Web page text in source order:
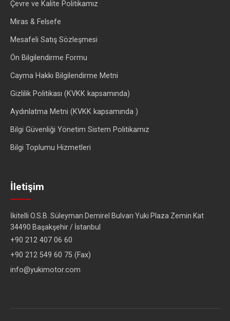
Çevre ve Kalite Politikamız
Miras & Felsefe
Mesafeli Satış Sözleşmesi
Ön Bilgilendirme Formu
Cayma Hakkı Bilgilendirme Metni
Gizlilik Politikası (KVKK kapsamında)
Aydınlatma Metni (KVKK kapsamında )
Bilgi Güvenliği Yönetim Sistem Politikamız
Bilgi Toplumu Hizmetleri
İletişim
İkitelli O.S.B. Süleyman Demirel Bulvarı Yuki Plaza Zemin Kat
34490 Başakşehir / İstanbul
+90 212 407 06 60
+90 212 549 60 75 (Fax)
info@yukimotor.com